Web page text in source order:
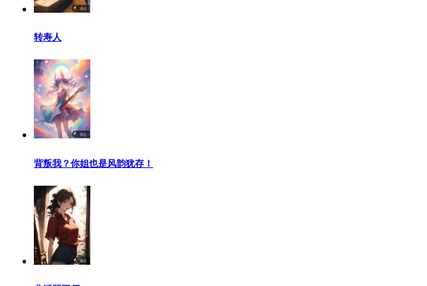
转寿人
背叛我？你姐也是风韵犹存！